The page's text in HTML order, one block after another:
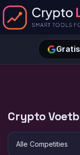
Crypto